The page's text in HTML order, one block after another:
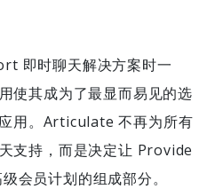
即时聊天解决方案时一
使其成为了最显而易见的选
用。Articulate 不再为所有
支持，而是决定让 Provide
会员计划的组成部分。